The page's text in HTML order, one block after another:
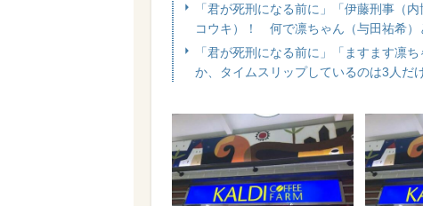
「君が死刑になる前に」「伊藤刑事（
コウキ）！ 何で凛ちゃん（与田祐希）
「君が死刑になる前に」「ますます凛
か、タイムスリップしているのは3人だ